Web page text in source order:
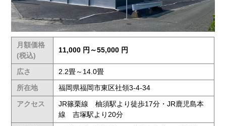
月額価格
(税込)
11,000 円～55,000 円
広さ
2.2畳～14.0畳
所在地
福岡県福岡市東区社領3-4-34
アクセス
JR篠栗線 柚須駅より徒歩17分・JR鹿児島本
線 吉塚駅より20分